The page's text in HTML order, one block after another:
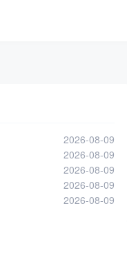
2026-08-09
2026-08-09
2026-08-09
2026-08-09
2026-08-09